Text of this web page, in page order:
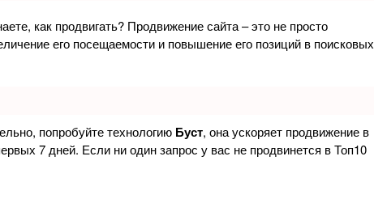
как продвигать? Продвижение сайта – это не просто
его посещаемости и повышение его позиций в поисковых
попробуйте технологию Буст, она ускоряет продвижение в
7 дней. Если ни один запрос у вас не продвинется в Топ10